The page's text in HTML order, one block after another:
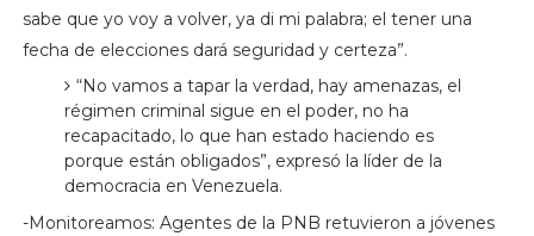
sabe que yo voy a volver, ya di mi palabra; el tener una
fecha de elecciones dará seguridad y certeza”.
“No vamos a tapar la verdad, hay amenazas, el
régimen criminal sigue en el poder, no ha
recapacitado, lo que han estado haciendo es
porque están obligados”, expresó la líder de la
democracia en Venezuela.
-Monitoreamos: Agentes de la PNB retuvieron a jóvenes